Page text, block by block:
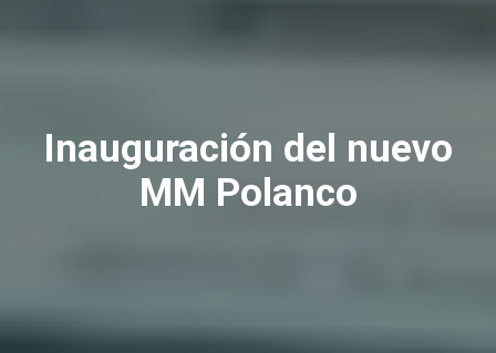
Inauguración del nuevo
MM Polanco